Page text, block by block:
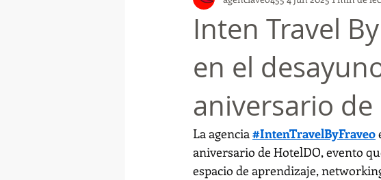
Inten Travel
en el
aniversario
La agencia #IntenTravelByFraveo
aniversario de HotelDO, evento
espacio de aprendizaje,